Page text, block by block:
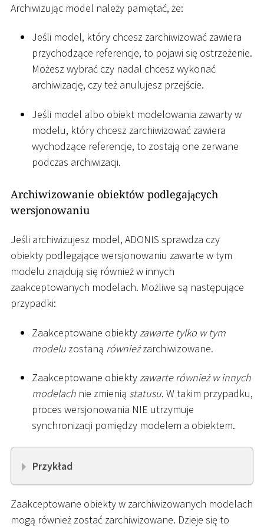
Archiwizując model należy pamiętać, że:
Jeśli model, który chcesz zarchiwizować zawiera
przychodzące referencje, to pojawi się ostrzeżenie.
Możesz wybrać czy nadal chcesz wykonać
archiwizację, czy też anulujesz przejście.
Jeśli model albo obiekt modelowania zawarty w
modelu, który chcesz zarchiwizować zawiera
wychodzące referencje, to zostają one zerwane
podczas archiwizacji.
Archiwizowanie obiektów podlegających
wersjonowaniu
Jeśli archiwizujesz model, ADONIS sprawdza czy
obiekty podlegające wersjonowaniu zawarte w tym
modelu znajdują się również w innych
zaakceptowanych modelach. Możliwe są następujące
przypadki:
Zaakceptowane obiektyzawarte tylko w tym
modelu zostaną równieżzarchiwizowane.
Zaakceptowane obiektyzawarte również w innych
modelach nie zmienią statusu. W takim przypadku,
proces wersjonowania NIE utrzymuje
synchronizacji pomiędzy modelem a obiektem.
Przykład
Zaakceptowane obiekty w zarchiwizowanych modelach
mogą również zostać zarchiwizowane. Dzieje się to